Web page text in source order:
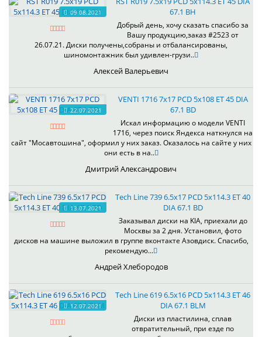
09.08.2021
67.1 BH
Добрый день, хочу сказать спасибо за
Вашу продукцию,заказ #2523 от
26.07.21. Диски получены,собраны и отбалансированы,
шиномонтажник был удивлен-грузи..
Алексей Валерьевич
22.07.2021
VENTI 1716 7x17 PCD 5x108 ET 45 DIA
67.1 BD
Искал информацию о модели VENTI
1716, через поиск Яндекса наткнулся на
сайт "Мосавтошина", оформил у них заказ. Оказалось на сайте у них
они есть в на..
Дмитрий Александрович
13.07.2021
Tech Line 739 6.5x17 PCD 5x114.3 ET 40
DIA 67.1 BD
Заказывал диски на KIA, приехали до
Москвы за 2 дня. Установил, фото
дисков на машине выложил в группе вконтакте Азовдиск. Спасибо,
рекомендую...
Андрей Хлебородов
12.07.2021
Tech Line 619 6.5x16 PCD 5x114.3 ET 46
DIA 67.1 BLM
Диски из пластилина, сплав
отвратительный, при езде по